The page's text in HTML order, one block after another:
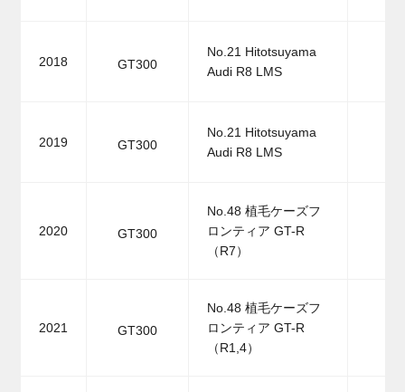
2018 GT300
No.21 Hitotsuyama
Audi R8 LMS
2019 GT300
No.21 Hitotsuyama
Audi R8 LMS
2020 GT300
No.48 植毛ケーズフ
ロンティア GT-R
（R7）
2021 GT300
No.48 植毛ケーズフ
ロンティア GT-R
（R1,4）